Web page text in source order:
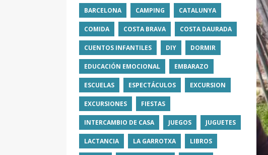
BARCELONA CAMPING CATALUNYA
COMIDA COSTA BRAVA COSTA DAURADA
CUENTOS INFANTILES DIY DORMIR
EDUCACIÓN EMOCIONAL EMBARAZO
ESCUELAS ESPECTÁCULOS EXCURSION
EXCURSIONES FIESTAS
INTERCAMBIO DE CASA JUEGOS JUGUETES
LACTANCIA LA GARROTXA LIBROS